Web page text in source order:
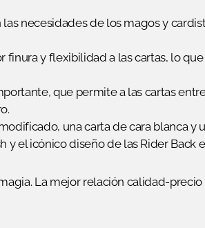
necesidades de los magos y
finura y flexibilidad a las cartas, lo
que permite a las cartas
una carta de cara blanca y
y el icónico diseño de las Rider Back
La mejor relación calidad-precio